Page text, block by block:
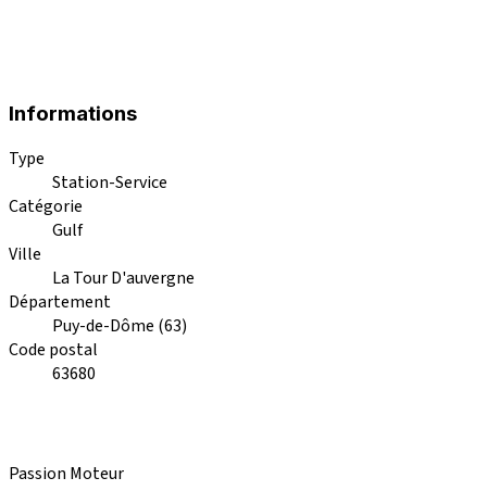
Informations
Type
Station-Service
Catégorie
Gulf
Ville
La Tour D'auvergne
Département
Puy-de-Dôme (63)
Code postal
63680
Passion Moteur